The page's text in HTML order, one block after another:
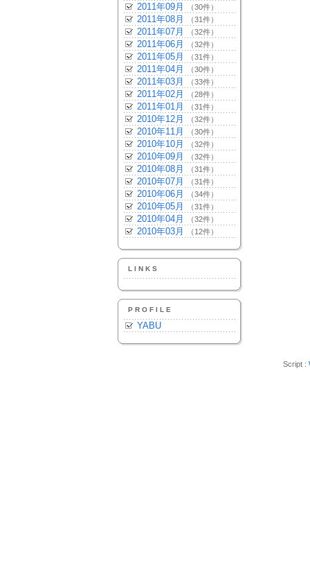
2011年09月 （30件）
2011年08月 （31件）
2011年07月 （32件）
2011年06月 （32件）
2011年05月 （31件）
2011年04月 （30件）
2011年03月 （33件）
2011年02月 （28件）
2011年01月 （31件）
2010年12月 （32件）
2010年11月 （30件）
2010年10月 （32件）
2010年09月 （32件）
2010年08月 （31件）
2010年07月 （31件）
2010年06月 （34件）
2010年05月 （31件）
2010年04月 （32件）
2010年03月 （12件）
LINKS
PROFILE
YABU
Script :